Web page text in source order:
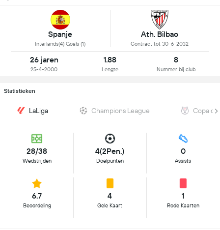
Spanje
Interlands(4) Goals (1)
Ath. Bilbao
Contract tot 30-6-2032
26 jaren
25-4-2000
1.88
Lengte
8
Nummer bij club
Statistieken
LaLiga Champions League Copa
28/38
Wedstrijden
4(2Pen.)
Doelpunten
0
Assists
6.7
Beoordeling
4
Gele Kaart
1
Rode Kaarten